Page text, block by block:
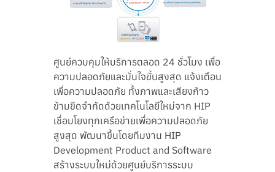
ศูนย์ควบคุมให้บริการตลอด 24 ชั่วโมง เพื่อ
ความปลอดภัยและมั่นใจขั้นสูงสุด แจ้งเตือน
เพื่อความปลอดภัย ทั้งภาพและเสียงก้าว
ข้ามขีดจำกัดด้วยเทคโนโลยีใหม่จาก HIP
เชื่อมโยงทุกเครือข่ายเพื่อความปลอดภัย
สูงสุด พัฒนาขึ้นโดยทีมงาน HIP
Development Product and Software
สร้างระบบใหม่ด้วยศูนย์บริการระบบ